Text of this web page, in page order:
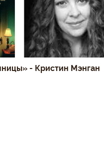
- Кристин Мэнган